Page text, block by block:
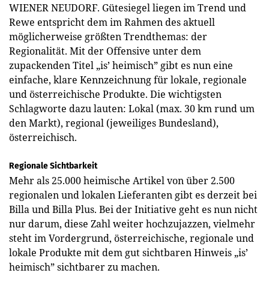
WIENER NEUDORF. Gütesiegel liegen im Trend und
Rewe entspricht dem im Rahmen des aktuell
möglicherweise größten Trendthemas: der
Regionalität. Mit der Offensive unter dem
zupackenden Titel „is’ heimisch” gibt es nun eine
einfache, klare Kennzeichnung für lokale, regionale
und österreichische Produkte. Die wichtigsten
Schlagworte dazu lauten: Lokal (max. 30 km rund um
den Markt), regional (jeweiliges Bundesland),
österreichisch.
Regionale Sichtbarkeit
Mehr als 25.000 heimische Artikel von über 2.500
regionalen und lokalen Lieferanten gibt es derzeit bei
Billa und Billa Plus. Bei der Initiative geht es nun nicht
nur darum, diese Zahl weiter hochzujazzen, vielmehr
steht im Vordergrund, österreichische, regionale und
lokale Produkte mit dem gut sichtbaren Hinweis „is’
heimisch” sichtbarer zu machen.